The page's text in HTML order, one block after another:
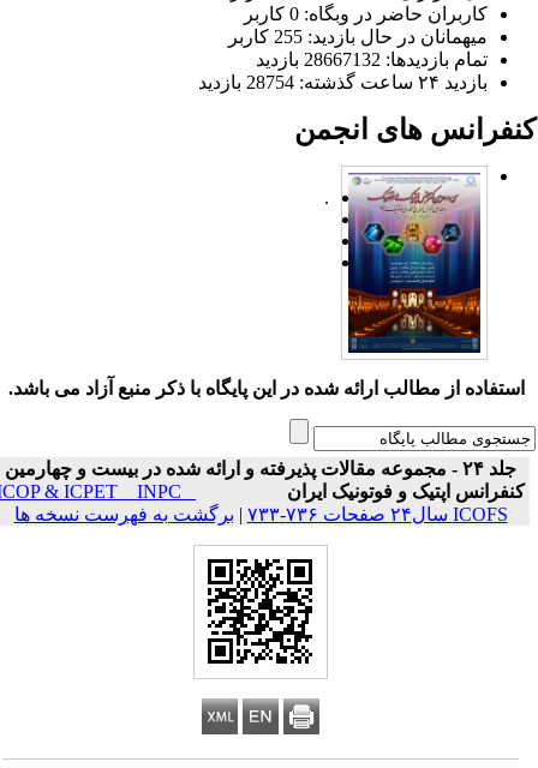
کاربران حاضر در وبگاه: 0 کاربر
میهمانان در حال بازدید: 255 کاربر
تمام بازدید‌ها: 28667132 بازدید
بازدید ۲۴ ساعت گذشته: 28754 بازدید
های انجمن
.
استفاده از مطالب ارائه شده در این پایگاه با ذکر منبع آزاد می باشد.
جلد ۲۴ - مجموعه مقالات پذیرفته و ارائه شده در بیست و چهارمین
کنفرانس اپتیک و فوتونیک ایران
ICOP & ICPET _ INPC _
ICOFS سال۲۴ صفحات ۷۳۶-۷۳۳
|برگشت به فهرست نسخه ها